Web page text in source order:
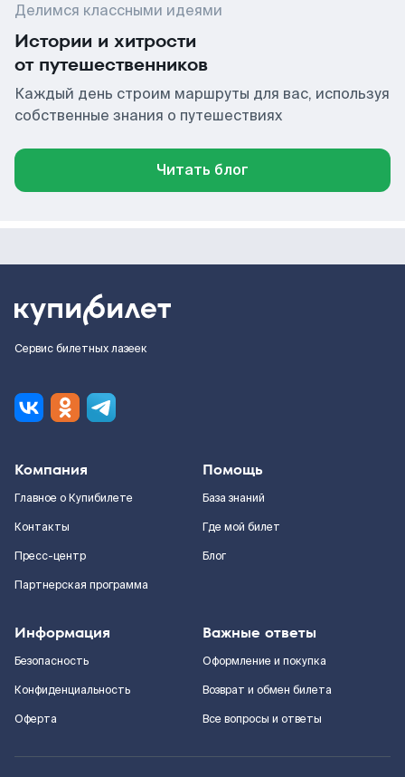
Делимся классными идеями
Истории и хитрости
от путешественников
Каждый день строим маршруты для вас, используя
собственные знания о путешествиях
Читать блог
Сервис билетных лазеек
Компания
Главное о Купибилете
Контакты
Пресс-центр
Партнерская программа
Помощь
База знаний
Где мой билет
Блог
Информация
Безопасность
Конфиденциальность
Оферта
Важные ответы
Оформление и покупка
Возврат и обмен билета
Все вопросы и ответы